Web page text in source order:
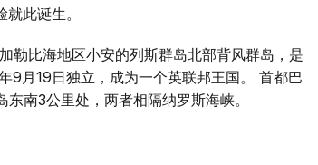
此诞生。
勒比海地区小安的列斯群岛北部背风群岛，是
9月19日独立，成为一个英联邦王国。 首都巴
南3公里处，两者相隔纳罗斯海峡。